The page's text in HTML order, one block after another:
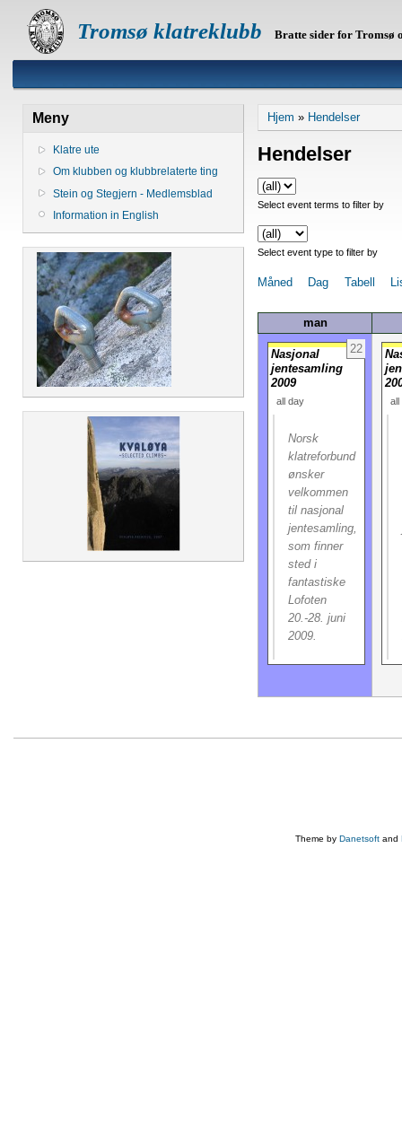
Tromsø klatreklubb Bratte sider for Tromsø
Meny
Klatre ute
Om klubben og klubbrelaterte ting
Stein og Stegjern - Medlemsblad
Information in English
Hjem » Hendelser
Hendelser
Select event terms to filter by
Select event type to filter by
Måned Dag Tabell
man
22
Nasjonal
jentesamling
2009
all day
Norsk
klatreforbund
ønsker
velkommen
til nasjonal
jentesamling,
som finner
sted i
fantastiske
Lofoten
20.-28. juni
2009.
all
Theme by Danetsoft and